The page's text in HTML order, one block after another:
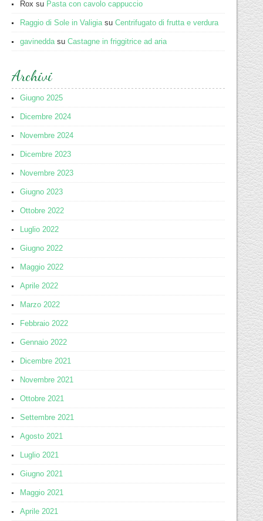
Rox su Pasta con cavolo cappuccio
Raggio di Sole in Valigia suCentrifugato di frutta e verdura
gavinedda suCastagne in friggitrice ad aria
Archivi
Giugno 2025
Dicembre 2024
Novembre 2024
Dicembre 2023
Novembre 2023
Giugno 2023
Ottobre 2022
Luglio 2022
Giugno 2022
Maggio 2022
Aprile 2022
Marzo 2022
Febbraio 2022
Gennaio 2022
Dicembre 2021
Novembre 2021
Ottobre 2021
Settembre 2021
Agosto 2021
Luglio 2021
Giugno 2021
Maggio 2021
Aprile 2021